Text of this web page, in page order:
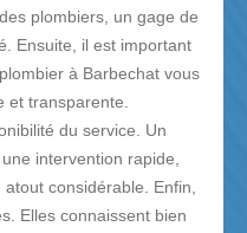
plombiers, un gage de
Ensuite, il est important
à Barbechat vous
et transparente.
du service. Un
intervention rapide,
considérable. Enfin,
Elles connaissent bien